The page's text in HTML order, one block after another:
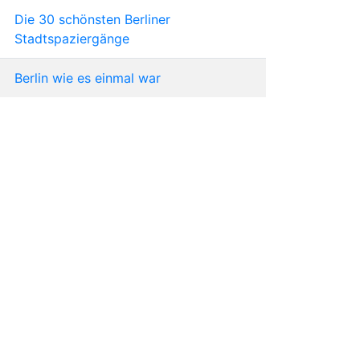
Die 30 schönsten Berliner
Stadtspaziergänge
Berlin wie es einmal war